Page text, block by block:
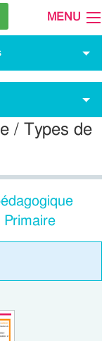
MENU
/ Types de